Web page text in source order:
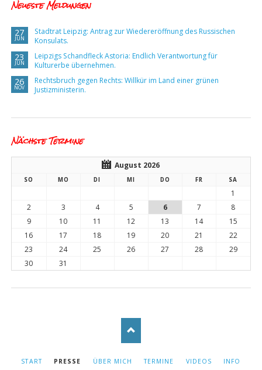
Neueste Meldungen
27
JUN
Stadtrat Leipzig: Antrag zur Wiedereröffnung des Russischen
Konsulats.
23
JUN
Leipzigs Schandfleck Astoria: Endlich Verantwortung für
Kulturerbe übernehmen.
26
NOV
Rechtsbruch gegen Rechts: Willkür im Land einer grünen
Justizministerin.
Nächste Termine
August 2026
SO MO DI MI DO FR SA
1
2
3 4 5 6 7
8
9
10 11 12 13 14
15
16
17 18 19 20 21
22
23
24 25 26 27 28
29
30
31
NAVIGATION
START PRESSE ÜBER MICH TERMINE VIDEOS INFO